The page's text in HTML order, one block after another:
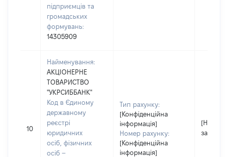
підприємців та
громадських
формувань:
14305909
10
Найменування:
АКЦІОНЕРНЕ
ТОВАРИСТВО
"УКРСИББАНК"
Код в Єдиному
державному
реєстрі
юридичних
осіб, фізичних
осіб –
Тип рахунку:
[Конфіденційна
інформація]
Номер рахунку:
[Конфіденційна
інформація]
[Не